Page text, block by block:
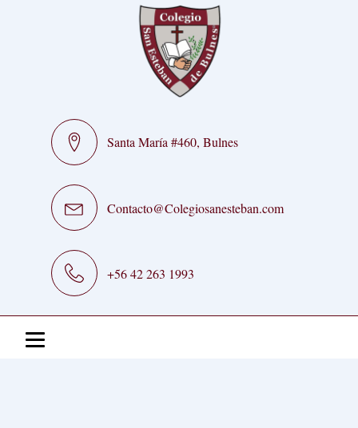
Santa María #460, Bulnes
Contacto@Colegiosanesteban.com
+56 42 263 1993